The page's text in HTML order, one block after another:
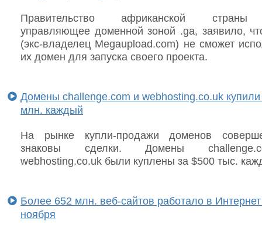
Правительство африканской
управляющее доменной зоной .ga, заявило,
(экс-владелец Megaupload.com) не сможет
их домен для запуска своего проекта.
Домены challenge.com и webhosting.co.uk купили
млн. каждый
На рынке купли-продажи доменов
знаковы сделки. Домены
webhosting.co.uk были куплены за $500 тыс.
Более 652 млн. веб-сайтов работало в
ноября